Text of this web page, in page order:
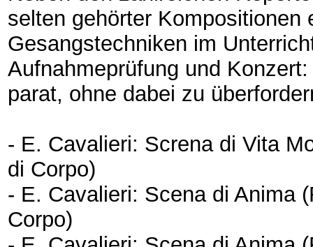
selten gehörter
Gesangstechniken im
Aufnahmeprüfung und
parat, ohne dabei zu
- E. Cavalieri: Screna di Vita
di Corpo)
- E. Cavalieri: Scena di Anima
Corpo)